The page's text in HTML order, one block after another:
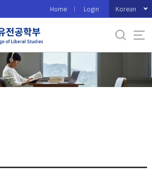
Home Login Korean